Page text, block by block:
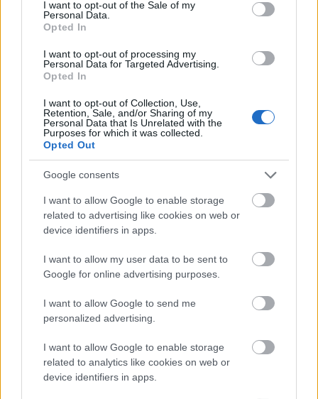
I want to opt-out of the Sale of my
Personal Data.
Opted In
I want to opt-out of processing my
Personal Data for Targeted Advertising.
Opted In
I want to opt-out of Collection, Use,
Retention, Sale, and/or Sharing of my
Personal Data that Is Unrelated with the
Purposes for which it was collected.
Opted Out
Google consents
I want to allow Google to enable storage
related to advertising like cookies on web or
device identifiers in apps.
I want to allow my user data to be sent to
Google for online advertising purposes.
I want to allow Google to send me
personalized advertising.
I want to allow Google to enable storage
related to analytics like cookies on web or
device identifiers in apps.
A TRIÁL (1967-től nevezték így) márkás hangszereket
cikkek csak protekcióval, pult alól voltak kaphatók.
Így alakult ki az a helyzet, hogy Magyarországon
amerikai Zildjian vagy később a kanadai Sabian és a
német Meinl termékeivel (mára ez a helyzet már rég
megváltozott). A korabeli magyar dobosok Paiste
cintányérerdővel vették körül magukat.